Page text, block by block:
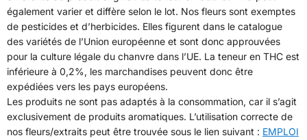
également varier et diffère selon le lot. Nos fleurs sont exemptes
de pesticides et d’herbicides. Elles figurent dans le catalogue
des variétés de l’Union européenne et sont donc approuvées
pour la culture légale du chanvre dans l’UE. La teneur en THC est
inférieure à 0,2%, les marchandises peuvent donc être
expédiées vers les pays européens.
Les produits ne sont pas adaptés à la consommation, car il s’agit
exclusivement de produits aromatiques. L’utilisation correcte de
nos fleurs/extraits peut être trouvée sous le lien suivant : EMPLOI